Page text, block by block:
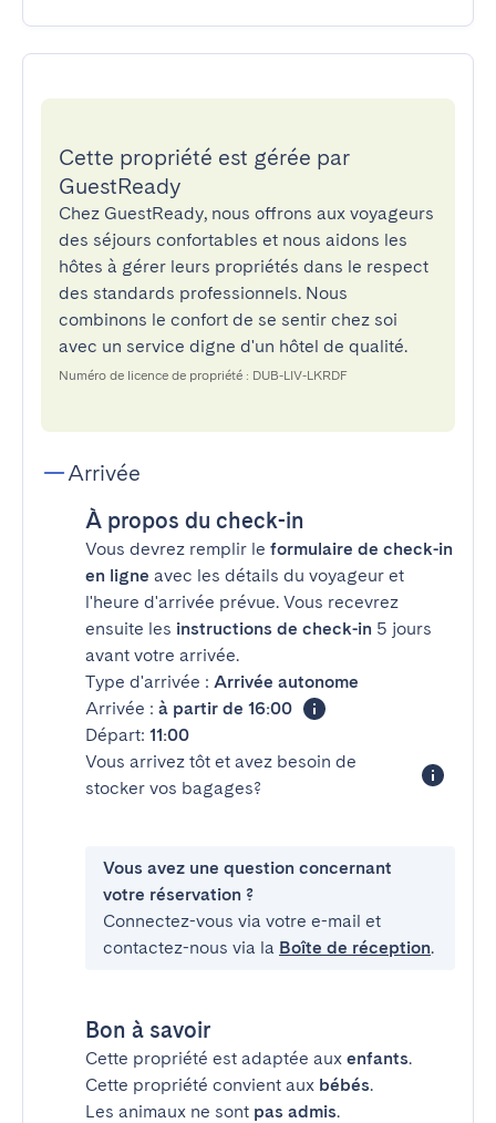
Cette propriété est gérée par
GuestReady
Chez GuestReady, nous offrons aux voyageurs
des séjours confortables et nous aidons les
hôtes à gérer leurs propriétés dans le respect
des standards professionnels. Nous
combinons le confort de se sentir chez soi
avec un service digne d'un hôtel de qualité.
Numéro de licence de propriété : DUB-LIV-LKRDF
Arrivée
À propos du check-in
Vous devrez remplir le formulaire de check-in
en ligne avec les détails du voyageur et
l'heure d'arrivée prévue. Vous recevrez
ensuite les instructions de check-in 5 jours
avant votre arrivée.
Type d'arrivée : Arrivée autonome
Arrivée : à partir de 16:00
Départ: 11:00
Vous arrivez tôt et avez besoin de
stocker vos bagages?
Vous avez une question concernant
votre réservation ?
Connectez-vous via votre e-mail et
contactez-nous via la Boîte de réception.
Bon à savoir
Cette propriété est adaptée aux enfants.
Cette propriété convient aux bébés.
Les animaux ne sont pas admis.